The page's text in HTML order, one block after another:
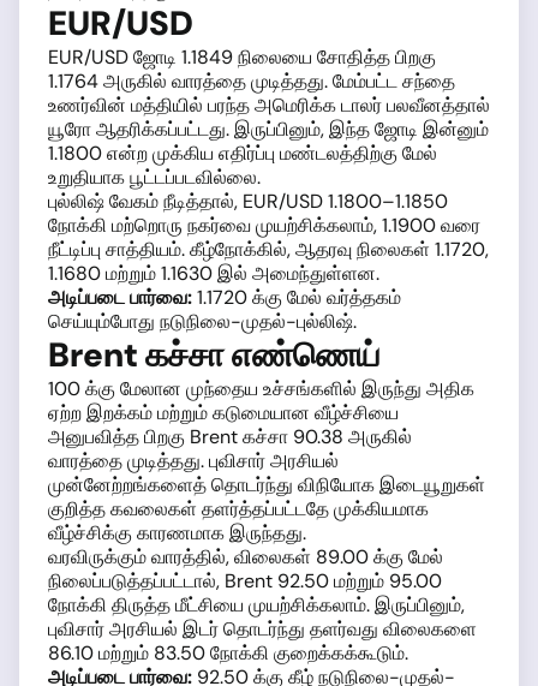
EUR/USD
EUR/USD ஜோடி 1.1849 நிலையை சோதித்த பிறகு
1.1764 அருகில் வாரத்தை முடித்தது. மேம்பட்ட சந்தை
உணர்வின் மத்தியில் பரந்த அமெரிக்க டாலர் பலவீனத்தால்
யூரோ ஆதரிக்கப்பட்டது. இருப்பினும், இந்த ஜோடி இன்னும்
1.1800 என்ற முக்கிய எதிர்ப்பு மண்டலத்திற்கு மேல்
உறுதியாக பூட்டப்படவில்லை.
புல்லிஷ் வேகம் நீடித்தால், EUR/USD 1.1800–1.1850
நோக்கி மற்றொரு நகர்வை முயற்சிக்கலாம், 1.1900 வரை
நீட்டிப்பு சாத்தியம். கீழ்நோக்கில், ஆதரவு நிலைகள் 1.1720,
1.1680 மற்றும் 1.1630 இல் அமைந்துள்ளன.
அடிப்படை பார்வை:1.1720 க்கு மேல் வர்த்தகம்
செய்யும்போது நடுநிலை-முதல்-புல்லிஷ்.
Brent கச்சா எண்ணெய்
100 க்கு மேலான முந்தைய உச்சங்களில் இருந்து அதிக
ஏற்ற இறக்கம் மற்றும் கடுமையான வீழ்ச்சியை
அனுபவித்த பிறகு Brent கச்சா 90.38 அருகில்
வாரத்தை முடித்தது. புவிசார் அரசியல்
முன்னேற்றங்களைத் தொடர்ந்து விநியோக இடையூறுகள்
குறித்த கவலைகள் தளர்த்தப்பட்டதே முக்கியமாக
வீழ்ச்சிக்கு காரணமாக இருந்தது.
வரவிருக்கும் வாரத்தில், விலைகள் 89.00 க்கு மேல்
நிலைப்படுத்தப்பட்டால், Brent 92.50 மற்றும் 95.00
நோக்கி திருத்த மீட்சியை முயற்சிக்கலாம். இருப்பினும்,
புவிசார் அரசியல் இடர் தொடர்ந்து தளர்வது விலைகளை
86.10 மற்றும் 83.50 நோக்கி குறைக்கக்கூடும்.
அடிப்படை பார்வை: 92.50 க்கு கீழ் நடுநிலை-முதல்-